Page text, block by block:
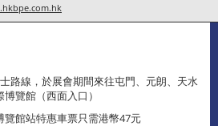
路線，於展會期間來往屯門、元朗、天水
覽館（西面入口）
覽館站特惠車票只需港幣47元